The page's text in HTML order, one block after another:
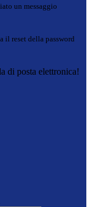
un messaggio
il reset della password
di posta elettronica!